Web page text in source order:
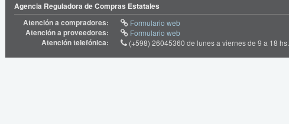
Agencia Reguladora de Compras Estatales
Atención a compradores:
Formulario web
Atención a proveedores: Formulario web
Atención telefónica: (+598) 26045360 de lunes a viernes de 9 a 18 hs.